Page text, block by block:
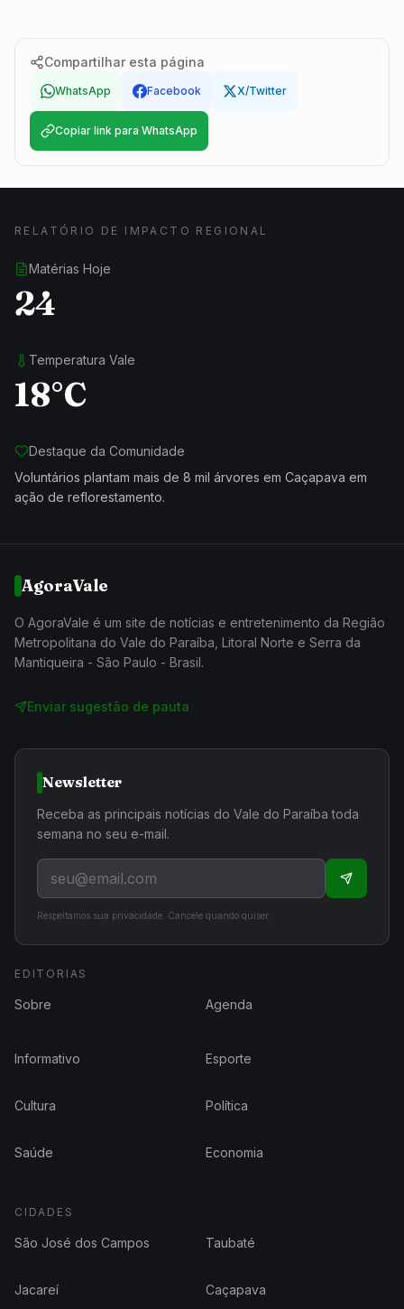
Compartilhar esta página
WhatsApp Facebook X/Twitter
Copiar link para WhatsApp
RELATÓRIO DE IMPACTO REGIONAL
Matérias Hoje
24
Temperatura Vale
18°C
Destaque da Comunidade
Voluntários plantam mais de 8 mil árvores em Caçapava em
ação de reflorestamento.
AgoraVale
O AgoraVale é um site de notícias e entretenimento da Região
Metropolitana do Vale do Paraíba, Litoral Norte e Serra da
Mantiqueira - São Paulo - Brasil.
Enviar sugestão de pauta
Newsletter
Receba as principais notícias do Vale do Paraíba toda
semana no seu e-mail.
Respeitamos sua privacidade. Cancele quando quiser.
EDITORIAS
Sobre Agenda
Informativo Esporte
Cultura Política
Saúde Economia
CIDADES
São José dos Campos Taubaté
Jacareí Caçapava